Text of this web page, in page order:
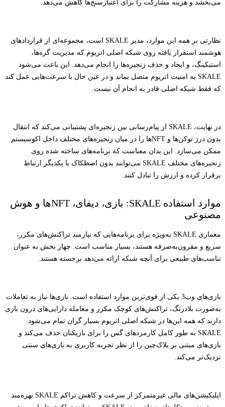
می‌بخشد و هزینه مشارکت را برای اعتبارسنج‌ها کاهش می‌دهد.
نظارتی بر همه این موارد، مدیر SKALE است، مجموعه‌ای از قراردادهای
هوشمند استقرار یافته روی شبکه اصلی اتریوم که مدیریت گره‌ها،
استیکینگ، و ایجاد و حذف زنجیره‌ها را انجام می‌دهد. این باعث می‌شود
SKALE به امنیت اتریوم متصل بماند و در عین حال با سرعت‌هایی عمل کند
که فقط شبکه اصلی قادر به انجام آن نیست.
در نهایت، SKALE از پیام‌رسانی بین زنجیره‌ای پشتیبانی می‌کند که انتقال
بدون درز توکن‌ها و NFTها را در میان زنجیره‌های مختلف داخل اکوسیستم
ممکن می‌سازد. این بدان معناست که برنامه‌های ساخته شده روی
زنجیره‌های مختلف SKALE می‌توانند بدون اصطکاک با یکدیگر ارتباط
برقرار کرده و ارزش را تبادل کنند.
موارد استفاده SKALE: بازی، دیفای، NFTها و هوش
مصنوعی
معماری SKALE به‌ویژه برای برنامه‌هایی که نیازمند تراکنش‌های مکرر،
سریع و مقرون‌به‌صرفه هستند، بسیار مناسب است. چهار بخش به عنوان
تناسب‌های طبیعی برای آنچه شبکه ارائه می‌دهد برجسته هستند.
بازی‌های وب3 یکی از قوی‌ترین موارد استفاده است. بازی‌ها نیاز به تعاملات
به‌صورت بلادرنگ، تراکنش‌های کوچک مکرر و معامله دارایی‌های درون بازی
دارند که همه این‌ها در شبکه اصلی اتریوم بسیار گران تمام می‌شود.
SKALE به طور کامل کارمزدهای گس را برای بازیکنان حذف می‌کند و
بازی‌های مبتنی بر بلاک‌چین را از نظر تجربه کاربری به بازی‌های سنتی
نزدیک‌تر می‌کند.
اپلیکیشن‌های مالی غیرمتمرکز از سرعت و کاهش تراکم SKALE بهره‌مند